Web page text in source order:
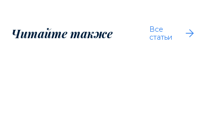
Читайте также
Все
статьи